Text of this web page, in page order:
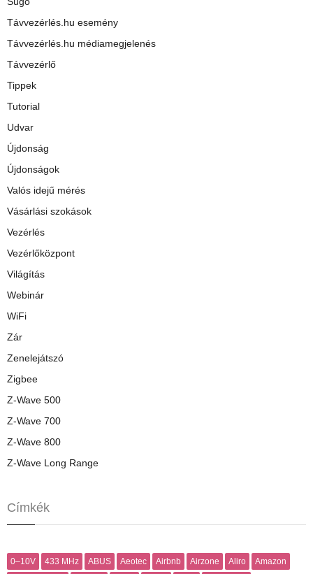
Távvezérlés.hu esemény
Távvezérlés.hu médiamegjelenés
Távvezérlő
Tippek
Tutorial
Udvar
Újdonság
Újdonságok
Valós idejű mérés
Vásárlási szokások
Vezérlés
Vezérlőközpont
Világítás
Webinár
WiFi
Zár
Zenelejátszó
Zigbee
Z-Wave 500
Z-Wave 700
Z-Wave 800
Z-Wave Long Range
Címkék
0–10V 433 MHz ABUS Aeotec Airbnb Airzone Aliro
Amazon